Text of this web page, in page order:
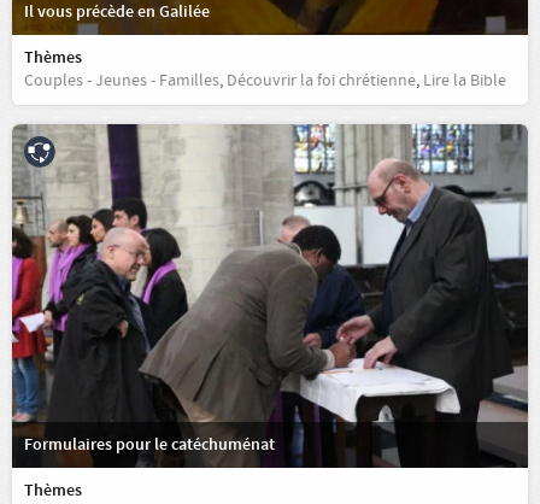
Formulaires pour le catéchuménat
Thèmes
Il vous précède en Galilée
Thèmes
Couples - Jeunes - Familles, Découvrir la foi chrétienne, Lire la Bible